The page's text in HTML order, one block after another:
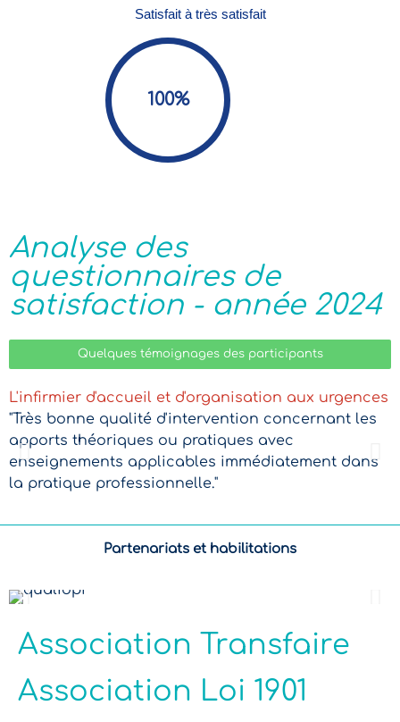
Satisfait à très satisfait
100%
Analyse des
questionnaires de
satisfaction - année 2024
Quelques témoignages des participants
L'infirmier d'accueil et d'organisation aux urgences
"Très bonne qualité d'intervention concernant les
apports théoriques ou pratiques avec
enseignements applicables immédiatement dans
la pratique professionnelle."
Partenariats et habilitations
Association Transfaire
Association Loi 1901